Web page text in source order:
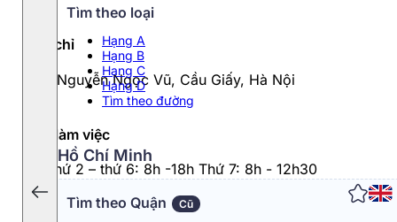
Tìm theo loại
Hạng A
Hạng B
Hạng C
Hạng D
Tìm theo đường
Hồ Chí Minh
Tìm theo Quận Cũ
Địa chỉ
125 Nguyễn Ngọc Vũ, Cầu Giấy, Hà Nội
Giờ làm việc
Từ thứ 2 – thứ 6: 8h -18h Thứ 7: 8h - 12h30